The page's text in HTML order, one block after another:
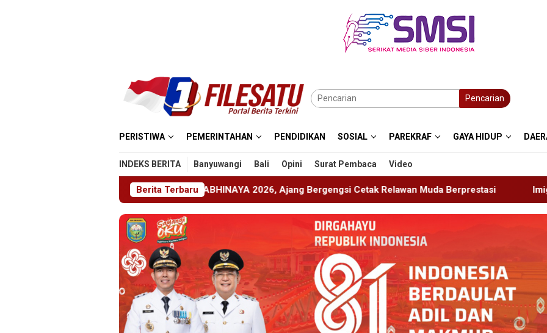
Pencarian
PERISTIWA PEMERINTAHAN PENDIDIKAN SOSIAL PAREKRAF GAYA HIDUP
INDEKS BERITA Banyuwangi Bali Opini Surat Pembaca Video
Berita Terbaru
1 Jember Gelar ABHINAYA 2026, Ajang Bergengsi Cetak Relawan Muda Berprestasi Imigrasi Ponorogo Deportasi